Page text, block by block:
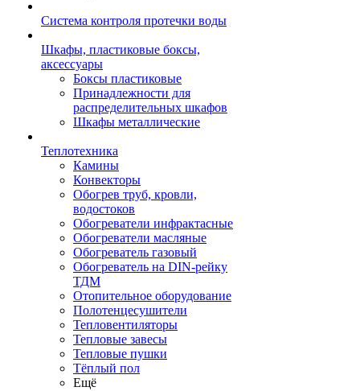
Система контроля протечки воды
Шкафы, пластиковые боксы,
аксессуары
Боксы пластиковые
Принадлежности для
распределительных шкафов
Шкафы металлические
Теплотехника
Камины
Конвекторы
Обогрев труб, кровли,
водостоков
Обогреватели инфрактасные
Обогреватели масляные
Обогреватель газовый
Обогреватель на DIN-рейку
ТДМ
Отопительное оборудование
Полотенцесушители
Тепловентиляторы
Тепловые завесы
Тепловые пушки
Тёплый пол
Ещё